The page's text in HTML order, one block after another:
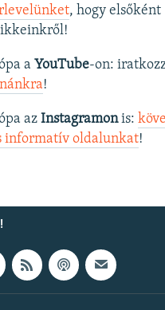
, hogy elsőként
a YouTube-on:
!
az Instagramonis:
informatív oldalunkat! ​